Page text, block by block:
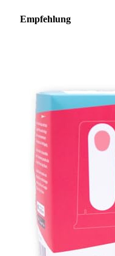
Empfehlung